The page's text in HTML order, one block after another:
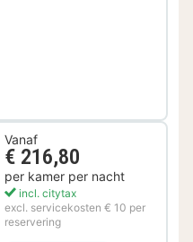
Vanaf
€ 216,80
per kamer per nacht
incl. citytax
excl. servicekosten € 10 per
reservering